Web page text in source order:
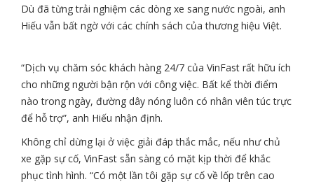
Dù đã từng trải nghiệm các dòng xe sang nước ngoài, anh
Hiếu vẫn bất ngờ với các chính sách của thương hiệu Việt.
“Dịch vụ chăm sóc khách hàng 24/7 của VinFast rất hữu ích
cho những người bận rộn với công việc. Bất kể thời điểm
nào trong ngày, đường dây nóng luôn có nhân viên túc trực
để hỗ trợ”, anh Hiếu nhận định.
Không chỉ dừng lại ở việc giải đáp thắc mắc, nếu như chủ
xe gặp sự cố, VinFast sẵn sàng có mặt kịp thời để khắc
phục tình hình. “Có một lần tôi gặp sự cố về lốp trên cao